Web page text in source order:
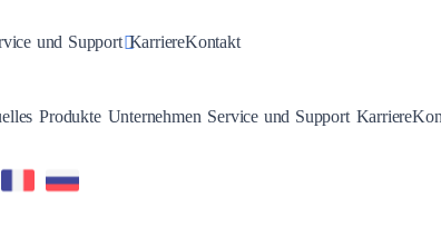
Dropdown
und SupportToggle Dropdown
KarriereKontakt
Toggle Dropdown
ProdukteToggle Dropdown
UnternehmenToggle Dropdown
Service und SupportToggle
Karriere